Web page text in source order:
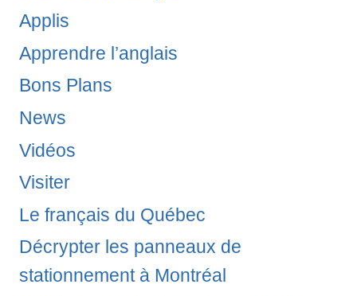
Applis
Apprendre l’anglais
Bons Plans
News
Vidéos
Visiter
Le français du Québec
Décrypter les panneaux de
stationnement à Montréal